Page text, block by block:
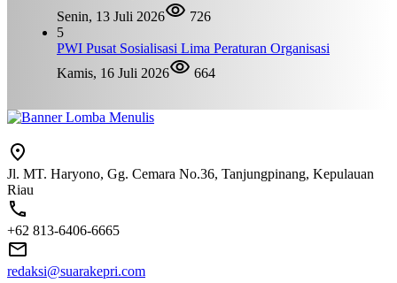
Senin, 13 Juli 2026
726
5
PWI Pusat Sosialisasi Lima Peraturan Organisasi
Kamis, 16 Juli 2026
664
Jl. MT. Haryono, Gg. Cemara No.36, Tanjungpinang, Kepulauan
Riau
+62 813-6406-6665
redaksi@suarakepri.com